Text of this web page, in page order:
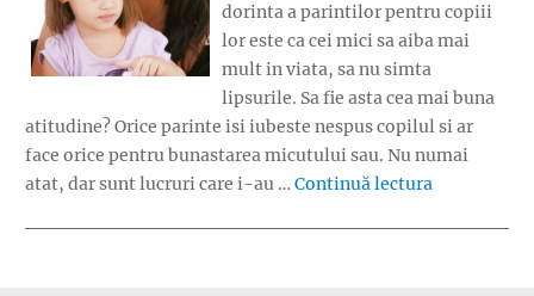
dorinta a parintilor pentru copiii
lor este ca cei mici sa aiba mai
mult in viata, sa nu simta
lipsurile. Sa fie asta cea mai buna
atitudine? Orice parinte isi iubeste nespus copilul si ar
face orice pentru bunastarea micutului sau. Nu numai
atat, dar sunt lucruri care i-au … Continuă lectura